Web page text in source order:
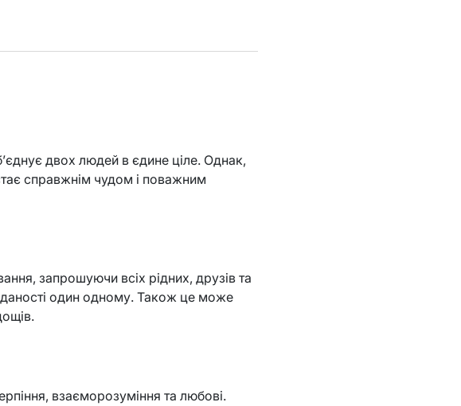
двох людей в єдине ціле. Однак,
справжнім чудом і поважним
запрошуючи всіх рідних, друзів та
один одному. Також це може
взаєморозуміння та любові.